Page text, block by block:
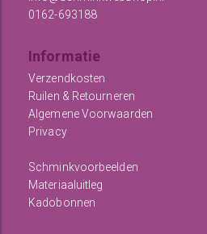
0162-693188
Informatie
Verzendkosten
Ruilen & Retourneren
Algemene Voorwaarden
Privacy
Schminkvoorbeelden
Materiaaluitleg
Kadobonnen